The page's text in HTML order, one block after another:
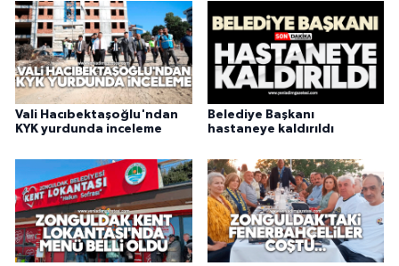
Vali Hacıbektaşoğlu'ndan
KYK yurdunda inceleme
Belediye Başkanı
hastaneye kaldırıldı